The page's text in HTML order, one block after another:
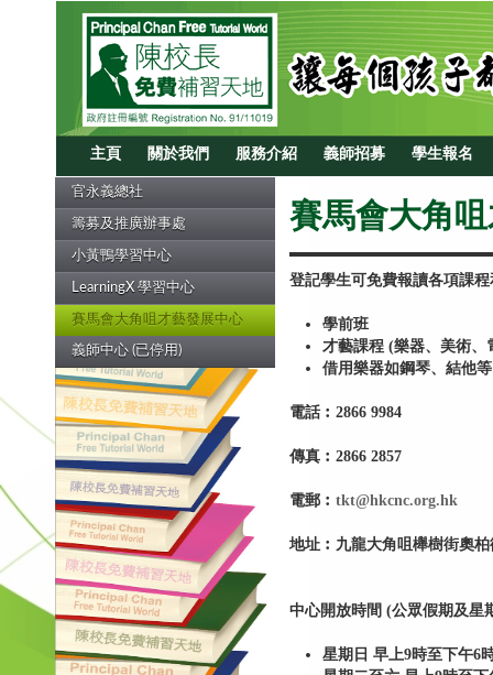
主頁 關於我們 服務介紹 義師招募 學生報名
官永義總社
籌募及推廣辦事處
小黃鴨學習中心
LearningX 學習中心
賽馬會大角咀才藝發展中心
義師中心 (已停用)
賽馬會大角
登記學生可免費報讀各項課
學前班
才藝課程 (樂器、美術、
借用樂器如鋼琴、結他等
電話︰2866 9984
傳真︰2866 2857
電郵︰ tkt@hkcnc.org.hk
地址︰九龍大角咀櫸樹街奧柏
中心開放時間 (公眾假期及星
星期日 早上9時至下午6